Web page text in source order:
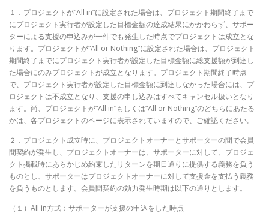
１．プロジェクトが“All in”に設定された場合は、プロジェクト期間終了まで
にプロジェクト実行者が設定した目標金額の達成結果にかかわらず、サポー
ターによる支援の申込みが一件でも発生した時点でプロジェクトは成立とな
ります。プロジェクトが“All or Nothing”に設定された場合は、プロジェクト
期間終了までにプロジェクト実行者が設定した目標金額に総支援額が到達し
た場合にのみプロジェクトが成立となります。プロジェクト期間終了時点
で、プロジェクト実行者が設定した目標金額に到達しなかった場合には、プ
ロジェクトは不成立となり、支援の申し込みはすべてキャンセル扱いとなり
ます。尚、プロジェクトが“All in”もしくは“All or Nothing”のどちらにあたる
かは、各プロジェクトのページに表示されていますので、ご確認ください。
２．プロジェクト成立時に、プロジェクトオーナーとサポーターの間で会員
間契約が発生し、プロジェクトオーナーは、サポーターに対して、プロジェ
クト掲載時にあらかじめ約束したリターンを期日通りに提供する義務を負う
ものとし、サポーターはプロジェクトオーナーに対して支援金を支払う義務
を負うものとします。会員間契約の効力発生時期は以下の通りとします。
（１）All in方式：サポーターが支援の申込をした時点